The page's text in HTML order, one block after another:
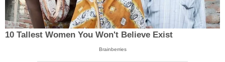
10 Tallest Women You Won't Believe Exist
Brainberries